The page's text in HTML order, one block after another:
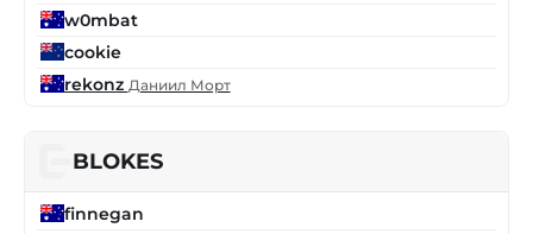
w0mbat
cookie
rekonz Даниил Морт
BLOKES
finnegan